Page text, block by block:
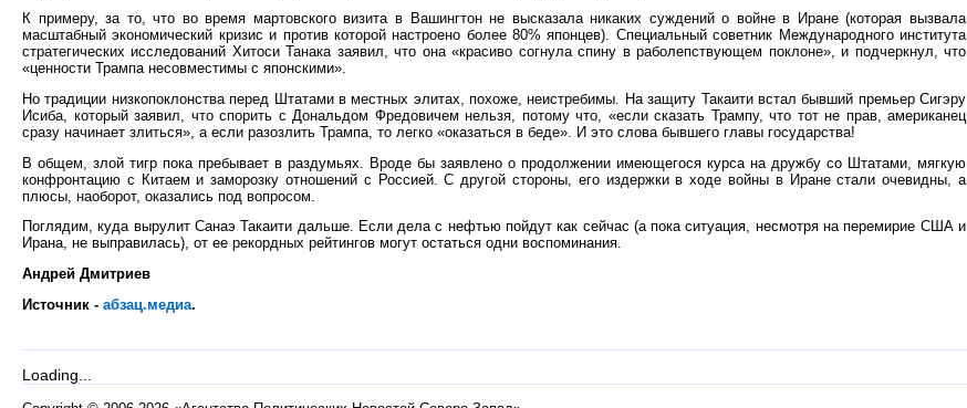
К примеру, за то, что во время мартовского визита в Вашингтон не высказала никаких суждений о войне в Иране (которая вызвала
масштабный экономический кризис и против которой настроено более 80% японцев). Специальный советник Международного института
стратегических исследований Хитоси Танака заявил, что она «красиво согнула спину в раболепствующем поклоне», и подчеркнул, что
«ценности Трампа несовместимы с японскими».
Но традиции низкопоклонства перед Штатами в местных элитах, похоже, неистребимы. На защиту Такаити встал бывший премьер Сигэру
Исиба, который заявил, что спорить с Дональдом Фредовичем нельзя, потому что, «если сказать Трампу, что тот не прав, американец
сразу начинает злиться», а если разозлить Трампа, то легко «оказаться в беде». И это слова бывшего главы государства!
В общем, злой тигр пока пребывает в раздумьях. Вроде бы заявлено о продолжении имеющегося курса на дружбу со Штатами, мягкую
конфронтацию с Китаем и заморозку отношений с Россией. С другой стороны, его издержки в ходе войны в Иране стали очевидны, а
плюсы, наоборот, оказались под вопросом.
Поглядим, куда вырулит Санаэ Такаити дальше. Если дела с нефтью пойдут как сейчас (а пока ситуация, несмотря на перемирие США и
Ирана, не выправилась), от ее рекордных рейтингов могут остаться одни воспоминания.
Андрей Дмитриев
Источник - абзац.медиа.
Loading...